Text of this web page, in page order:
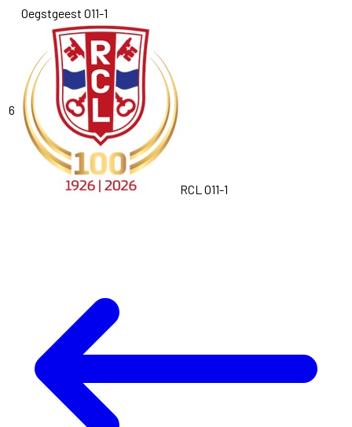
Oegstgeest O11-1
6
RCL O11-1